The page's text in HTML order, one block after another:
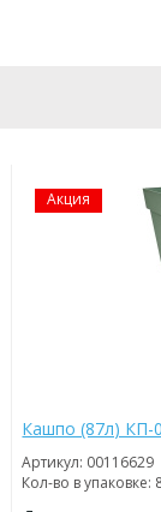
Акция
Кашпо (87л) КП-
Артикул: 00116629
Кол-во в упаковке: